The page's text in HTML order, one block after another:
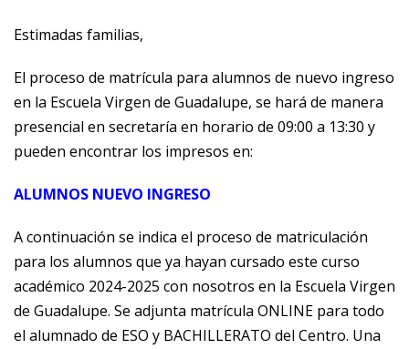
Estimadas familias,
El proceso de matrícula para alumnos de nuevo ingreso
en la Escuela Virgen de Guadalupe, se hará de manera
presencial en secretaría en horario de 09:00 a 13:30 y
pueden encontrar los impresos en:
ALUMNOS NUEVO INGRESO
A continuación se indica el proceso de matriculación
para los alumnos que ya hayan cursado este curso
académico 2024-2025 con nosotros en la Escuela Virgen
de Guadalupe. Se adjunta matrícula ONLINE para todo
el alumnado de ESO y BACHILLERATO del Centro. Una